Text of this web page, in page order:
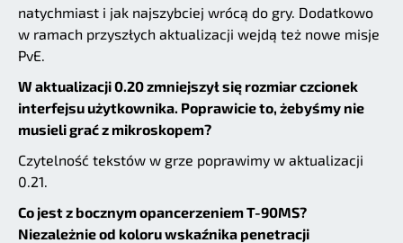
natychmiast i jak najszybciej wrócą do gry. Dodatkowo
w ramach przyszłych aktualizacji wejdą też nowe misje
PvE.
W aktualizacji 0.20 zmniejszył się rozmiar czcionek
interfejsu użytkownika. Poprawicie to, żebyśmy nie
musieli grać z mikroskopem?
Czytelność tekstów w grze poprawimy w aktualizacji
0.21.
Co jest z bocznym opancerzeniem T-90MS?
Niezależnie od koloru wskaźnika penetracji